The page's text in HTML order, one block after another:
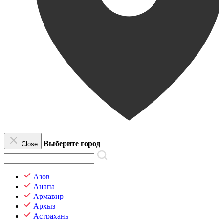
Close Выберите город
Азов
Анапа
Армавир
Архыз
Астрахань